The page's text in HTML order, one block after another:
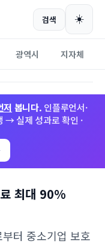
검색 ☀️
광역시 지자체
저 봅니다. 인플루언서·
→ 실제 성과로 확인 ·
최대 90%
터 중소기업 보호